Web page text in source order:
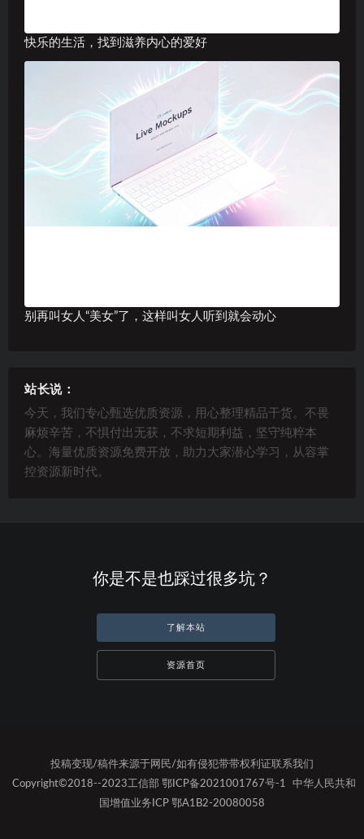
快乐的生活，找到滋养内心的爱好
别再叫女人“美女”了，这样叫女人听到就会动心
站长说：
今天，我们专心甄选优质资源，用心整理精品干货。不畏
麻烦辛苦，不惧付出无获，不求短期利益，坚守纯粹本
心。海量优质资源免费开放，助力大家潜心学习，从容掌
控资源新时代。
你是不是也踩过很多坑？
了解本站
资源首页
投稿变现/稿件来源于网民/如有侵犯带带权利证联系我们
Copyright©2018--2023工信部 鄂ICP备2021001767号-1
中华人民共和
国增值业务ICP 鄂A1B2-20080058